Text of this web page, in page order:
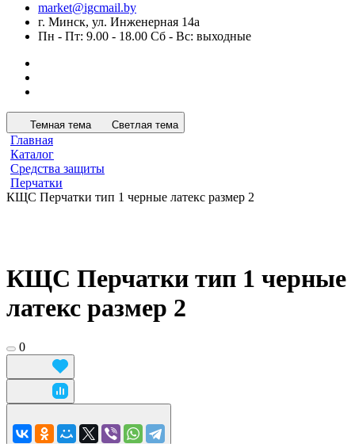
market@igcmail.by
г. Минск, ул. Инженерная 14а
Пн - Пт: 9.00 - 18.00 Сб - Вс: выходные
Темная тема Светлая тема
Главная
Каталог
Средства защиты
Перчатки
КЩС Перчатки тип 1 черные латекс размер 2
КЩС Перчатки тип 1 черные
латекс размер 2
0